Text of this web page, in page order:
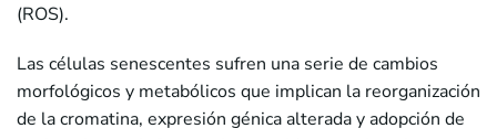
(ROS).
Las células senescentes sufren una serie de cambios
morfológicos y metabólicos que implican la reorganización
de la cromatina, expresión génica alterada y adopción de